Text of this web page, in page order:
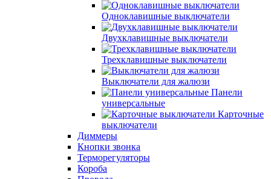
Одноклавишные выключатели
Двухклавишные выключатели
Трехклавишные выключатели
Выключатели для жалюзи
Панели
универсальные
Карточные
выключатели
Диммеры
Кнопки звонка
Терморегуляторы
Короба